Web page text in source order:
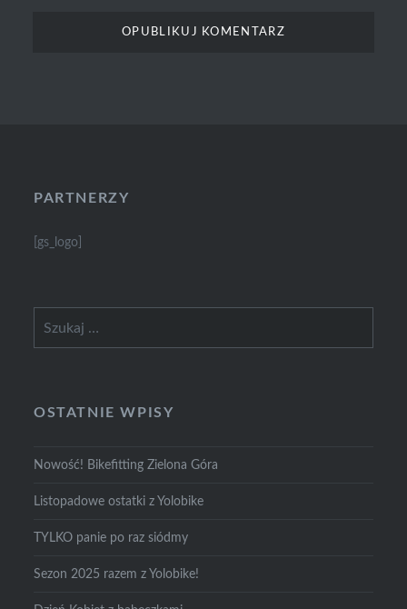
PARTNERZY
[gs_logo]
OSTATNIE WPISY
Nowość! Bikefitting Zielona Góra
Listopadowe ostatki z Yolobike
TYLKO panie po raz siódmy
Sezon 2025 razem z Yolobike!